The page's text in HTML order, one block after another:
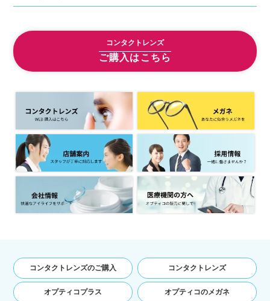
や，決済に関する情報を当社の提携先（情報提
下，｢提携先｣といいます。）などから収集する
ことがあります。
当社は，ユーザーについて，利用したサービス
やソフトウエア，購入した商品，閲覧したペー
用日時，利用方法，利用環境（携帯端末を通じ
てご利用の場合の当該端末の通信状態，利用に
際しての各種設定情報なども含みます），IPア
ドレス，クッキー情報，位置情報，端末の個体
識別情報などの履歴情報および特性情報を，ユ
ーザーが当社や提携先のサービスを利用しまた
はページを閲覧する際に収集します。
第３条（個人情報を収集・利用する目
的）
ユーザーに自分の登録情報の閲覧や修正，利用
状況の閲覧を行っていただくために，氏名，住
所，連絡先，支払方法などの登録情報，利用さ
れたサービスや購入された商品，およびそれら
コンタクトレンズ
ご購入はこちら
コンタクトレンズのご購入 コンタクトレンズ
オプティコプラス オプティコのメガネ